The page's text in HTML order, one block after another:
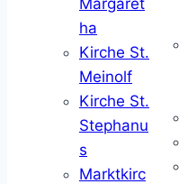
Margaret
ha
Kirche St.
Meinolf
Kirche St.
Stephanu
s
Marktkirc